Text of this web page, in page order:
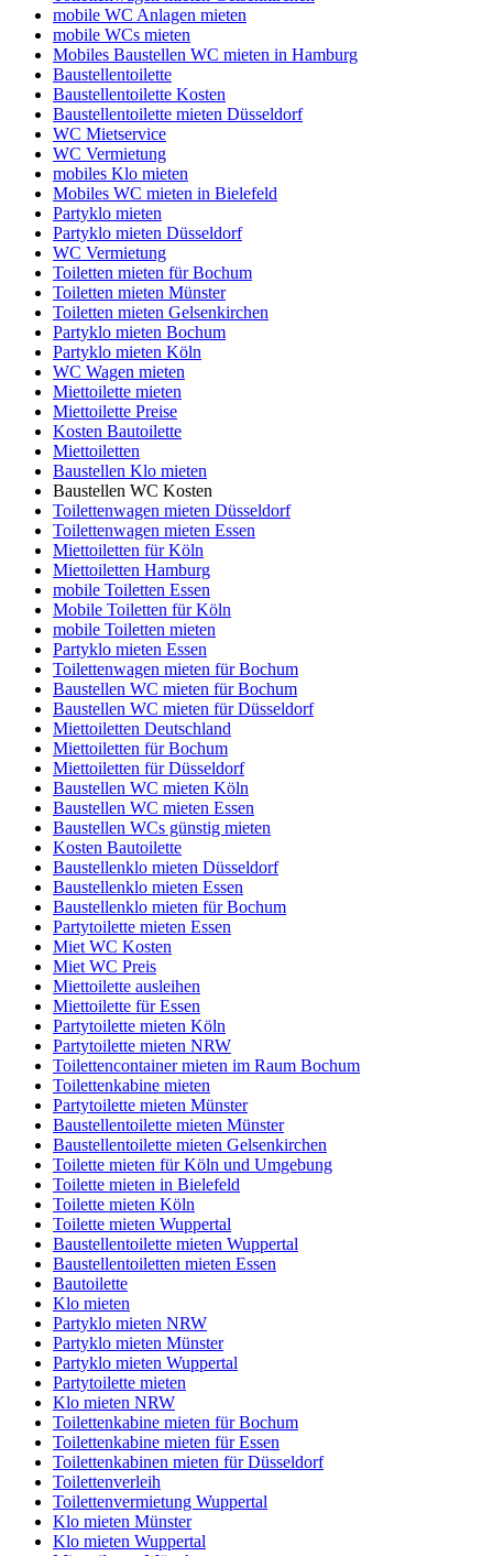
mobile WC Anlagen mieten
mobile WCs mieten
Mobiles Baustellen WC mieten in Hamburg
Baustellentoilette
Baustellentoilette Kosten
Baustellentoilette mieten Düsseldorf
WC Mietservice
WC Vermietung
mobiles Klo mieten
Mobiles WC mieten in Bielefeld
Partyklo mieten
Partyklo mieten Düsseldorf
WC Vermietung
Toiletten mieten für Bochum
Toiletten mieten Münster
Toiletten mieten Gelsenkirchen
Partyklo mieten Bochum
Partyklo mieten Köln
WC Wagen mieten
Miettoilette mieten
Miettoilette Preise
Kosten Bautoilette
Miettoiletten
Baustellen Klo mieten
Baustellen WC Kosten
Toilettenwagen mieten Düsseldorf
Toilettenwagen mieten Essen
Miettoiletten für Köln
Miettoiletten Hamburg
mobile Toiletten Essen
Mobile Toiletten für Köln
mobile Toiletten mieten
Partyklo mieten Essen
Toilettenwagen mieten für Bochum
Baustellen WC mieten für Bochum
Baustellen WC mieten für Düsseldorf
Miettoiletten Deutschland
Miettoiletten für Bochum
Miettoiletten für Düsseldorf
Baustellen WC mieten Köln
Baustellen WC mieten Essen
Baustellen WCs günstig mieten
Kosten Bautoilette
Baustellenklo mieten Düsseldorf
Baustellenklo mieten Essen
Baustellenklo mieten für Bochum
Partytoilette mieten Essen
Miet WC Kosten
Miet WC Preis
Miettoilette ausleihen
Miettoilette für Essen
Partytoilette mieten Köln
Partytoilette mieten NRW
Toilettencontainer mieten im Raum Bochum
Toilettenkabine mieten
Partytoilette mieten Münster
Baustellentoilette mieten Münster
Baustellentoilette mieten Gelsenkirchen
Toilette mieten für Köln und Umgebung
Toilette mieten in Bielefeld
Toilette mieten Köln
Toilette mieten Wuppertal
Baustellentoilette mieten Wuppertal
Baustellentoiletten mieten Essen
Bautoilette
Klo mieten
Partyklo mieten NRW
Partyklo mieten Münster
Partyklo mieten Wuppertal
Partytoilette mieten
Klo mieten NRW
Toilettenkabine mieten für Bochum
Toilettenkabine mieten für Essen
Toilettenkabinen mieten für Düsseldorf
Toilettenverleih
Toilettenvermietung Wuppertal
Klo mieten Münster
Klo mieten Wuppertal